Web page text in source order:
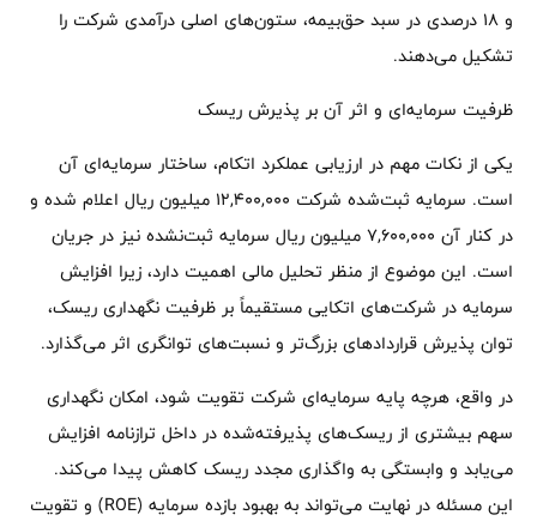
و ۱۸ درصدی در سبد حق‌بیمه، ستون‌های اصلی درآمدی شرکت را
تشکیل می‌دهند.
ظرفیت سرمایه‌ای و اثر آن بر پذیرش ریسک
یکی از نکات مهم در ارزیابی عملکرد اتکام، ساختار سرمایه‌ای آن
است. سرمایه ثبت‌شده شرکت ۱۲,۴۰۰,۰۰۰ میلیون ریال اعلام شده و
در کنار آن ۷,۶۰۰,۰۰۰ میلیون ریال سرمایه ثبت‌نشده نیز در جریان
است. این موضوع از منظر تحلیل مالی اهمیت دارد، زیرا افزایش
سرمایه در شرکت‌های اتکایی مستقیماً بر ظرفیت نگهداری ریسک،
توان پذیرش قراردادهای بزرگ‌تر و نسبت‌های توانگری اثر می‌گذارد.
در واقع، هرچه پایه سرمایه‌ای شرکت تقویت شود، امکان نگهداری
سهم بیشتری از ریسک‌های پذیرفته‌شده در داخل ترازنامه افزایش
می‌یابد و وابستگی به واگذاری مجدد ریسک کاهش پیدا می‌کند.
این مسئله در نهایت می‌تواند به بهبود بازده سرمایه (ROE) و تقویت